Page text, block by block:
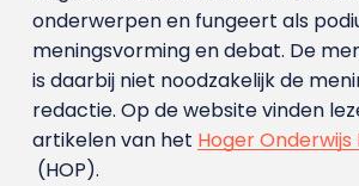
onderwerpen en fungeert als
meningsvorming en debat. De
is daarbij niet noodzakelijk de
redactie. Op de website vinden
artikelen van het Hoger
(HOP).